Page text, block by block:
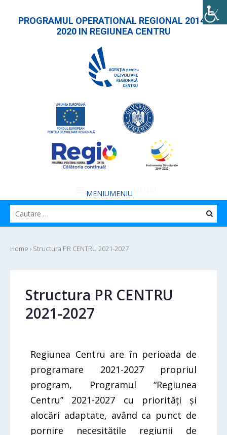
PROGRAMUL OPERATIONAL REGIONAL 2014-
2020 IN REGIUNEA CENTRU
MENIUMENIU
Home › Structura PR CENTRU 2021-2027
Structura PR CENTRU
2021-2027
Regiunea Centru are în perioada de
programare 2021-2027 propriul
program, Programul “Regiunea
Centru” 2021-2027 cu priorități și
alocări adaptate, având ca punct de
pornire necesitățile regiunii de